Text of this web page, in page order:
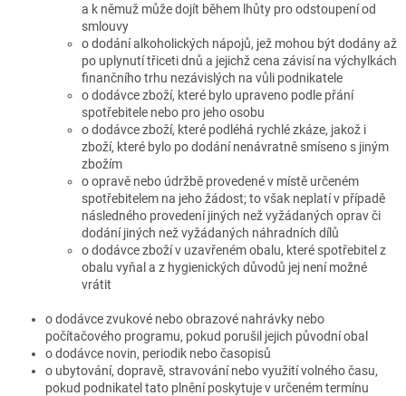
a k němuž může dojít během lhůty pro odstoupení od
smlouvy
o dodání alkoholických nápojů, jež mohou být dodány až
po uplynutí třiceti dnů a jejichž cena závisí na výchylkách
finančního trhu nezávislých na vůli podnikatele
o dodávce zboží, které bylo upraveno podle přání
spotřebitele nebo pro jeho osobu
o dodávce zboží, které podléhá rychlé zkáze, jakož i
zboží, které bylo po dodání nenávratně smíseno s jiným
zbožím
o opravě nebo údržbě provedené v místě určeném
spotřebitelem na jeho žádost; to však neplatí v případě
následného provedení jiných než vyžádaných oprav či
dodání jiných než vyžádaných náhradních dílů
o dodávce zboží v uzavřeném obalu, které spotřebitel z
obalu vyňal a z hygienických důvodů jej není možné
vrátit
o dodávce zvukové nebo obrazové nahrávky nebo
počítačového programu, pokud porušil jejich původní obal
o dodávce novin, periodik nebo časopisů
o ubytování, dopravě, stravování nebo využití volného času,
pokud podnikatel tato plnění poskytuje v určeném termínu